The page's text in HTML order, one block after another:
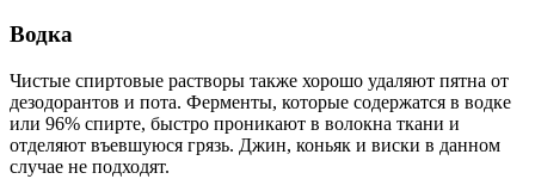
Водка
Чистые спиртовые растворы также хорошо удаляют пятна от
дезодорантов и пота. Ферменты, которые содержатся в водке
или 96% спирте, быстро проникают в волокна ткани и
отделяют въевшуюся грязь. Джин, коньяк и виски в данном
случае не подходят.